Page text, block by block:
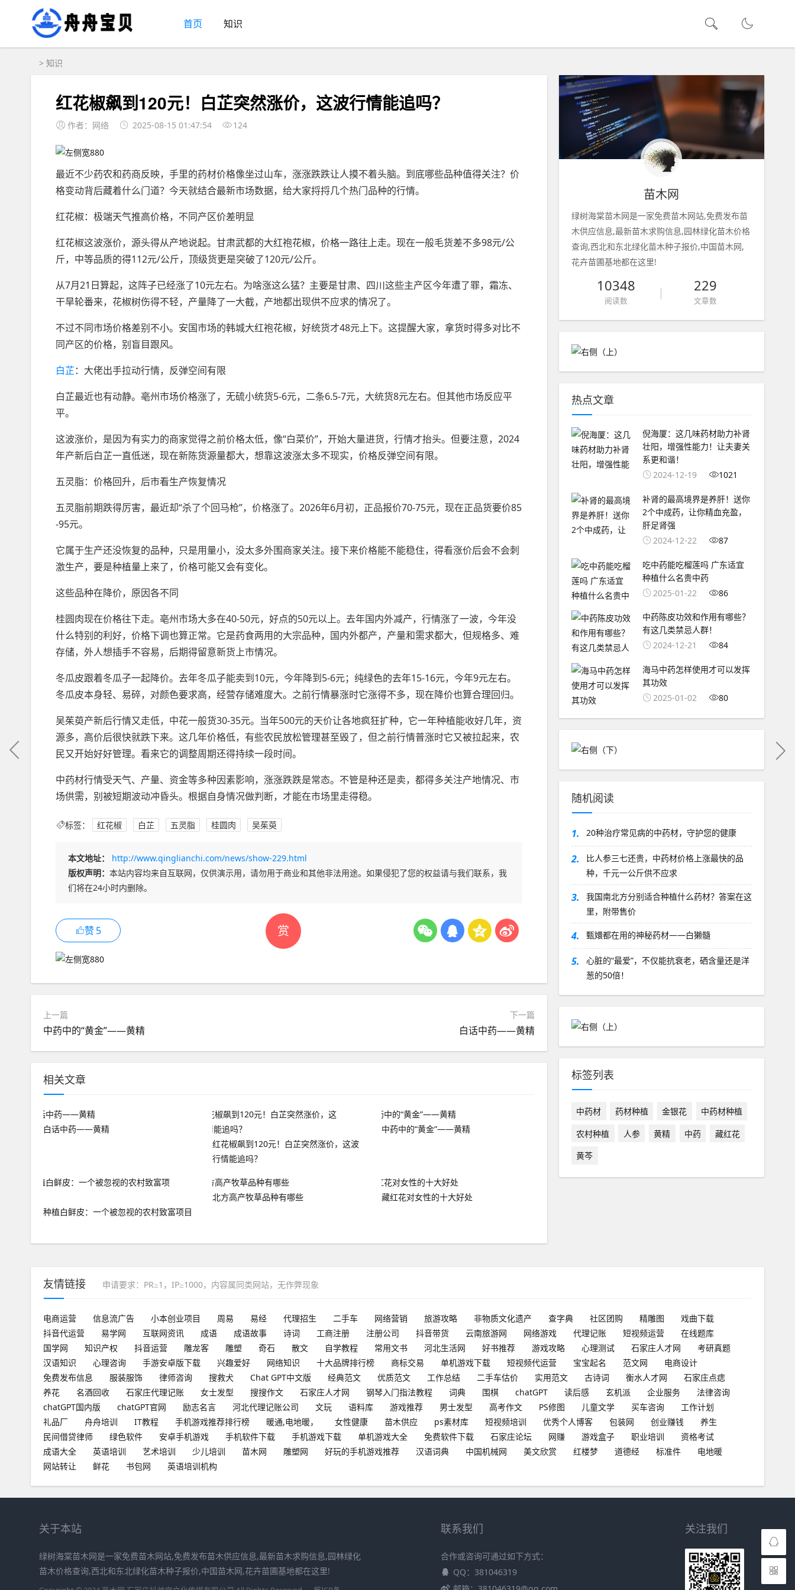
首页 知识
> 知识
红花椒飙到120元！白芷突然涨价，这波行情能追吗？
作者：网络 2025-08-15 01:47:54 124
最近不少药农和药商反映，手里的药材价格像坐过山车，涨涨跌跌让人摸不着头脑。到底哪些品种值得关注？价
格变动背后藏着什么门道？今天就结合最新市场数据，给大家捋捋几个热门品种的行情。
红花椒：极端天气推高价格，不同产区价差明显
红花椒这波涨价，源头得从产地说起。甘肃武都的大红袍花椒，价格一路往上走。现在一般毛货差不多98元/公
斤，中等品质的得112元/公斤，顶级货更是突破了120元/公斤。
从7月21日算起，这阵子已经涨了10元左右。为啥涨这么猛？主要是甘肃、四川这些主产区今年遭了罪，霜冻、
干旱轮番来，花椒树伤得不轻，产量降了一大截，产地都出现供不应求的情况了。
不过不同市场价格差别不小。安国市场的韩城大红袍花椒，好统货才48元上下。这提醒大家，拿货时得多对比不
同产区的价格，别盲目跟风。
白芷：大佬出手拉动行情，反弹空间有限
白芷最近也有动静。亳州市场价格涨了，无硫小统货5-6元，二条6.5-7元，大统货8元左右。但其他市场反应平
平。
这波涨价，是因为有实力的商家觉得之前价格太低，像“白菜价”，开始大量进货，行情才抬头。但要注意，2024
年产新后白芷一直低迷，现在新陈货源量都大，想靠这波涨太多不现实，价格反弹空间有限。
五灵脂：价格回升，后市看生产恢复情况
五灵脂前期跌得厉害，最近却“杀了个回马枪”，价格涨了。2026年6月初，正品报价70-75元，现在正品货要价85
-95元。
它属于生产还没恢复的品种，只是用量小，没太多外围商家关注。接下来价格能不能稳住，得看涨价后会不会刺
激生产，要是种植量上来了，价格可能又会有变化。
这些品种在降价，原因各不同
桂圆肉现在价格往下走。亳州市场大多在40-50元，好点的50元以上。去年国内外减产，行情涨了一波，今年没
什么特别的利好，价格下调也算正常。它是药食两用的大宗品种，国内外都产，产量和需求都大，但规格多、难
存储，外人想插手不容易，后期得留意新货上市情况。
冬瓜皮跟着冬瓜子一起降价。去年冬瓜子能卖到10元，今年降到5-6元；纯绿色的去年15-16元，今年9元左右。
冬瓜皮本身轻、易碎，对颜色要求高，经营存储难度大。之前行情暴涨时它涨得不多，现在降价也算合理回归。
吴茱萸产新后行情又走低，中花一般货30-35元。当年500元的天价让各地疯狂扩种，它一年种植能收好几年，资
源多，高价后很快就跌下来。这几年价格低，有些农民放松管理甚至毁了，但之前行情普涨时它又被拉起来，农
民又开始好好管理。看来它的调整周期还得持续一段时间。
中药材行情受天气、产量、资金等多种因素影响，涨涨跌跌是常态。不管是种还是卖，都得多关注产地情况、市
场供需，别被短期波动冲昏头。根据自身情况做判断，才能在市场里走得稳。
标签： 红花椒 白芷 五灵脂 桂圆肉 吴茱萸
赏
本文地址：
http://www.qinglianchi.com/news/show-229.html
版权声明： 本站内容均来自互联网，仅供演示用，请勿用于商业和其他非法用途。如果侵犯了您的权益请与我们联系，我
们将在24小时内删除。
赞5
上一篇
中药中的“黄金”——黄精
下一篇
白话中药——黄精
相关文章
白话中药——黄精
红花椒飙到120元！白芷突然涨价，这波
行情能追吗？
中药中的“黄金”——黄精
种植白鲜皮：一个被忽视的农村致富项目
北方高产牧草品种有哪些 藏红花对女性的十大好处
苗木网
绿树海棠苗木网是一家免费苗木网站,免费发布苗
木供应信息,最新苗木求购信息,园林绿化苗木价格
查询,西北和东北绿化苗木种子报价,中国苗木网,
花卉苗圃基地都在这里!
10348
阅读数
229
文章数
热点文章
倪海厦：这几味药材助力补肾
壮阳，增强性能力！让夫妻关
系更和谐！
2024-12-19
1021
补肾的最高境界是养肝！送你
2个中成药，让你精血充盈，
肝足肾强
2024-12-22
87
吃中药能吃榴莲吗 广东适宜
种植什么名贵中药
2025-01-22
86
中药陈皮功效和作用有哪些？
有这几类禁忌人群！
2024-12-21
84
海马中药怎样使用才可以发挥
其功效
2025-01-02
80
随机阅读
1. 20种治疗常见病的中药材，守护您的健康
2.
比人参三七还贵，中药材价格上涨最快的品
种，千元一公斤供不应求
3.
我国南北方分别适合种植什么药材？答案在这
里，附带售价
4. 甄嬛都在用的神秘药材——白獭髓
5.
心脏的“最爱”，不仅能抗衰老，硒含量还是洋
葱的50倍！
标签列表
中药材 药材种植 金银花
中药材种植
农村种植
人参 黄精 中药
藏红花
黄芩
友情链接 申请要求：PR≥1，IP≥1000，内容属同类网站，无作弊现象
电商运营 信息流广告 小本创业项目 周易 易经 代理招生 二手车 网络营销 旅游攻略 非物质文化遗产 查字典 社区团购 精雕图
戏曲下载
抖音代运营
易学网 互联网资讯 成语 成语故事 诗词 工商注册 注册公司 抖音带货 云南旅游网 网络游戏 代理记账 短视频运营
在线题库
国学网
知识产权 抖音运营 雕龙客 雕塑 奇石 散文 自学教程 常用文书 河北生活网 好书推荐 游戏攻略 心理测试 石家庄人才网
考研真题
汉语知识
心理咨询 手游安卓版下载 兴趣爱好 网络知识 十大品牌排行榜 商标交易 单机游戏下载 短视频代运营 宝宝起名 范文网
电商设计
免费发布信息
服装服饰 律师咨询 搜救犬 Chat GPT中文版 经典范文 优质范文 工作总结 二手车估价 实用范文 古诗词 衡水人才网
石家庄点痣
养花
名酒回收 石家庄代理记账 女士发型 搜搜作文 石家庄人才网 钢琴入门指法教程 词典 围棋 chatGPT 读后感 玄机派 企业服务
法律咨询
chatGPT国内版
chatGPT官网 励志名言 河北代理记账公司 文玩 语料库 游戏推荐 男士发型 高考作文 PS修图 儿童文学 买车咨询
工作计划
礼品厂
舟舟培训 IT教程 手机游戏推荐排行榜 暖通,电地暖， 女性健康 苗木供应 ps素材库 短视频培训 优秀个人博客 包装网 创业赚钱
养生
民间借贷律师
绿色软件 安卓手机游戏 手机软件下载 手机游戏下载 单机游戏大全 免费软件下载 石家庄论坛 网赚 游戏盒子 职业培训
资格考试
成语大全
英语培训 艺术培训 少儿培训 苗木网 雕塑网 好玩的手机游戏推荐 汉语词典 中国机械网 美文欣赏 红楼梦 道德经 标准件
电地暖
网站转让
鲜花 书包网 英语培训机构
关于本站
绿树海棠苗木网是一家免费苗木网站,免费发布苗木供应信息,最新苗木求购信息,园林绿化
苗木价格查询,西北和东北绿化苗木种子报价,中国苗木网,花卉苗圃基地都在这里!
联系我们
合作或咨询可通过如下方式：
QQ：381046319
关注我们